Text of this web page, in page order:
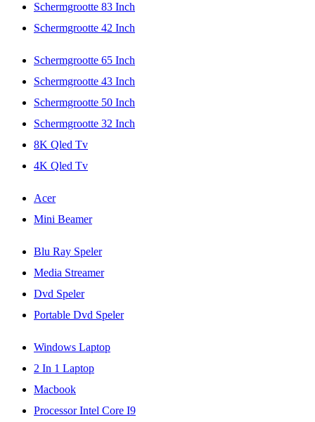
Schermgrootte 83 Inch
Schermgrootte 42 Inch
Schermgrootte 65 Inch
Schermgrootte 43 Inch
Schermgrootte 50 Inch
Schermgrootte 32 Inch
8K Qled Tv
4K Qled Tv
Acer
Mini Beamer
Blu Ray Speler
Media Streamer
Dvd Speler
Portable Dvd Speler
Windows Laptop
2 In 1 Laptop
Macbook
Processor Intel Core I9